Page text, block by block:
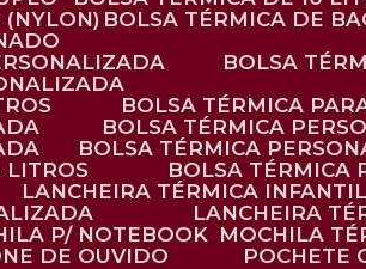
(NYLON)
BOLSA TÉRMICA DE
BOLSA
BOLSA TÉRMICA
BOLSA TÉRMICA
BOLSA TÉRMICA
LITROS
BOLSA TÉRMICA
LANCHEIRA TÉRMICA INFANTIL
LANCHEIRA
P/ NOTEBOOK MOCHILA
DE OUVIDO
POCHETE